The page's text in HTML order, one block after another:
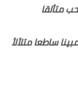
متألقا
ساطعا متلألأ